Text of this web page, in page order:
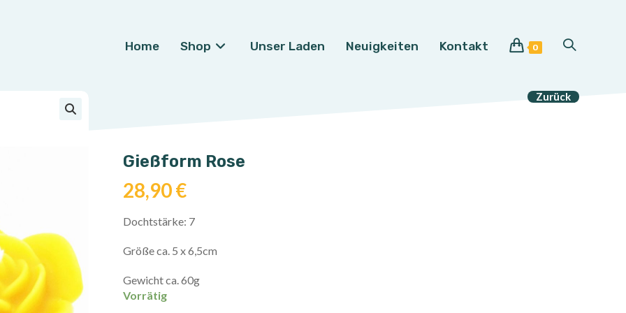
Home Shop Unser Laden Neuigkeiten Kontakt 0 Website-
Zurück
Gießform Rose
28,90€
Dochtstärke: 7
Größe ca. 5 x 6,5cm
Gewicht ca. 60g
Vorrätig